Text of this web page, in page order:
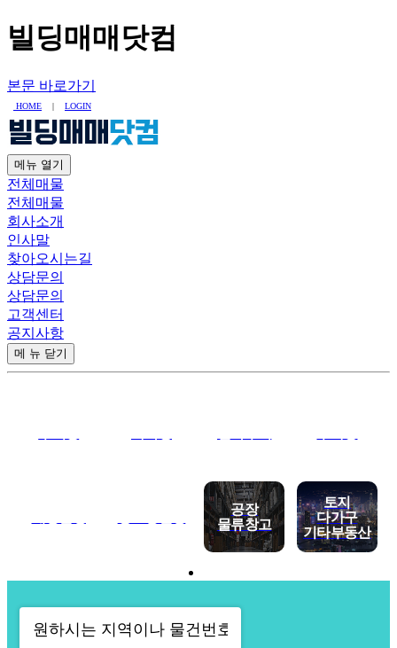
빌딩매매닷컴
본문 바로가기
HOME | LOGIN
메뉴 열기
전체매물
전체매물
회사소개
인사말
찾아오시는길
상담문의
상담문의
고객센터
공지사항
메 뉴 닫기
공장
물류창고
토지
다가구
기타부동산